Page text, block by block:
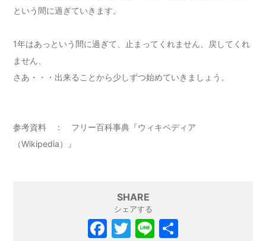
という間に過ぎていきます。
1年はあっという間に過ぎて、止まってくれません、戻してくれ
ません、
さあ・・・出来ることから少しずつ始めていきましょう。
参考資料 ： フリー百科事典『ウィキペディア
（Wikipedia）』
SHARE
シェアする
F T Li